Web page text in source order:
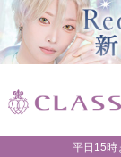
平日15時